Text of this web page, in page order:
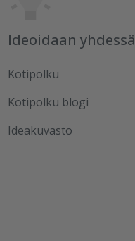
Ideoidaan yhdessä
Kotipolku
Kotipolku blogi
Ideakuvasto